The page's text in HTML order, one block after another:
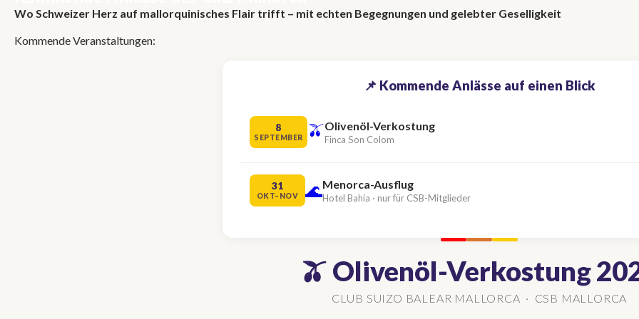
Wo Schweizer Herz auf mallorquinisches Flair trifft – mit echten Begegnungen und gelebter Geselligkeit
Kommende Veranstaltungen:
📌 Kommende Anlässe auf einen Blick
8
SEPTEMBER 🫒Olivenöl-Verkostung
Finca Son Colom
31
OKT–NOV 🌊Menorca-Ausflug
Hotel Bahía · nur für CSB-Mitglieder
🫒 Olivenöl-Verkostung
CLUB SUIZO BALEAR MALLORCA · CSB MALLORCA